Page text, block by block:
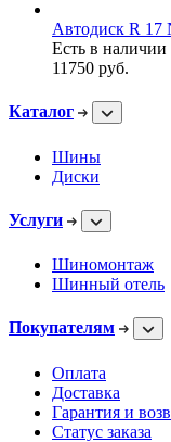
Автодиск R 17
Есть в наличии
11750 руб.
Каталог
Шины
Диски
Услуги
Шиномонтаж
Шинный отель
Покупателям
Оплата
Доставка
Гарантия и
Статус заказа